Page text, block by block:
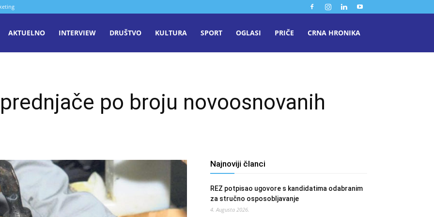
AKTUELNO INTERVIEW DRUŠTVO KULTURA SPORT OGLASI PRIČE CRNA HRONIKA
po broju novoosnovanih
Najnoviji članci
REZ potpisao ugovore s kandidatima odabranim
za stručno osposobljavanje
4. Augusta 2026.